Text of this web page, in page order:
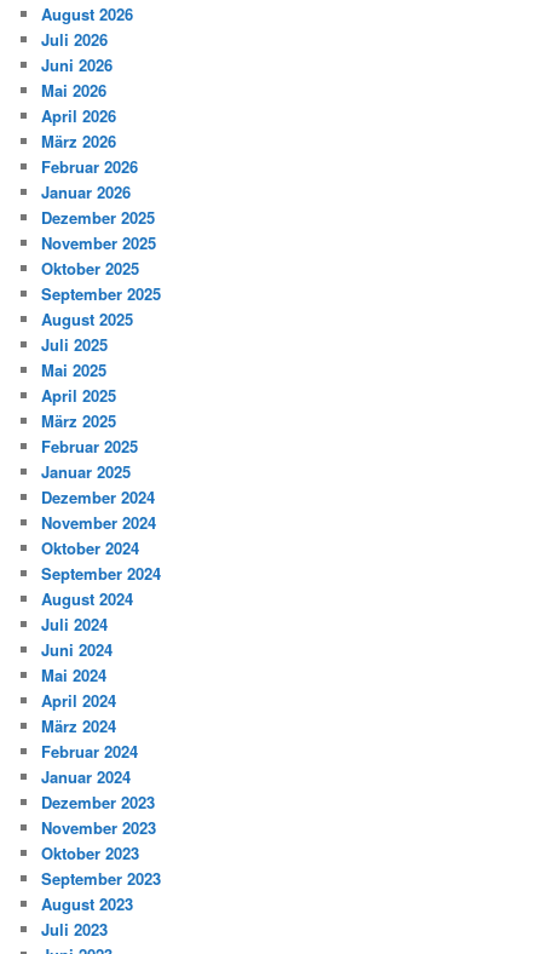
August 2026
Juli 2026
Juni 2026
Mai 2026
April 2026
März 2026
Februar 2026
Januar 2026
Dezember 2025
November 2025
Oktober 2025
September 2025
August 2025
Juli 2025
Mai 2025
April 2025
März 2025
Februar 2025
Januar 2025
Dezember 2024
November 2024
Oktober 2024
September 2024
August 2024
Juli 2024
Juni 2024
Mai 2024
April 2024
März 2024
Februar 2024
Januar 2024
Dezember 2023
November 2023
Oktober 2023
September 2023
August 2023
Juli 2023